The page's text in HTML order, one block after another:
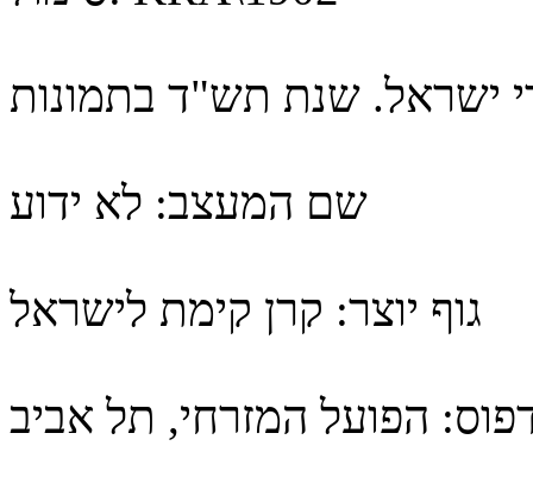
ישראל. שנת תש"ד בתמונות
שם המעצב: לא ידוע
גוף יוצר: קרן קימת לישראל
הפועל המזרחי, תל אביב